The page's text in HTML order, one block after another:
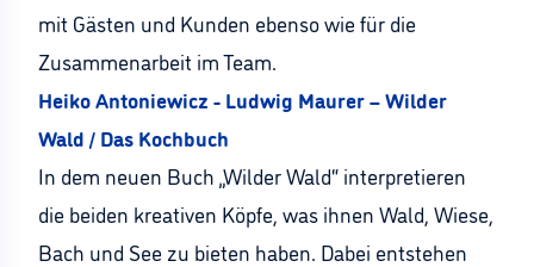
mit Gästen und Kunden ebenso wie für die
Zusammenarbeit im Team.
Heiko Antoniewicz - Ludwig Maurer – Wilder
Wald / Das Kochbuch
In dem neuen Buch „Wilder Wald“ interpretieren
die beiden kreativen Köpfe, was ihnen Wald, Wiese,
Bach und See zu bieten haben. Dabei entstehen